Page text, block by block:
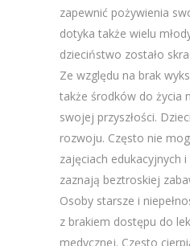
zapewnić pożywienia
dotyka także wielu
dzieciństwo zostało
Ze względu na brak
także środków do życia
swojej przyszłości.
rozwoju. Często nie
zajęciach edukacyjnych
zaznają beztroskiej
Osoby starsze i
z brakiem dostępu do
medycznej. Często